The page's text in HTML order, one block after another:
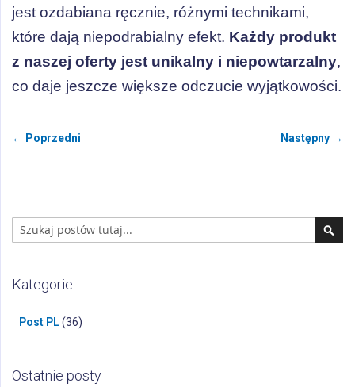
jest ozdabiana ręcznie, różnymi technikami,
które dają niepodrabialny efekt. Każdy produkt
z naszej oferty jest unikalny i niepowtarzalny,
co daje jeszcze większe odczucie wyjątkowości.
← Poprzedni Następny →
Search
Kategorie
Post PL(36)
Ostatnie posty